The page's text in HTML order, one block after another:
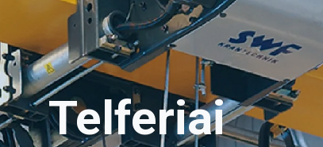
Telferiai